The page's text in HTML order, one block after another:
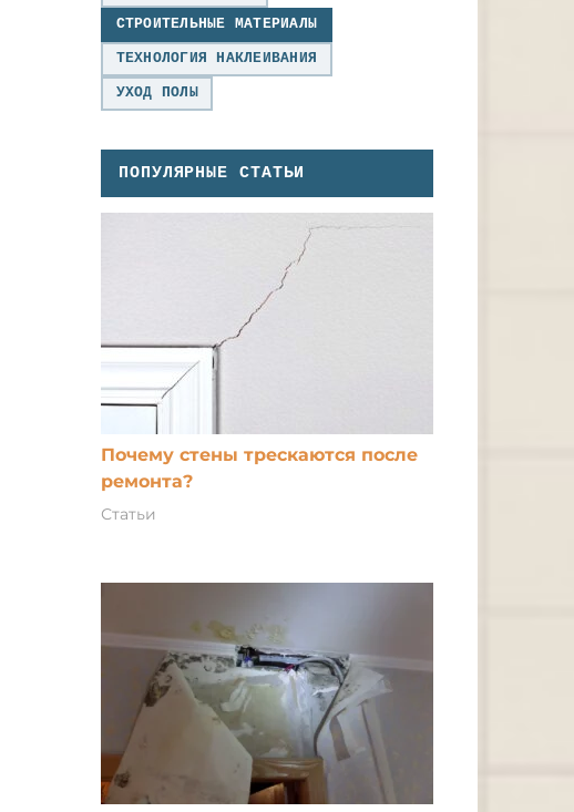
СТРОИТЕЛЬНЫЕ МАТЕРИАЛЫ
ТЕХНОЛОГИЯ НАКЛЕИВАНИЯ
УХОД ПОЛЫ
ПОПУЛЯРНЫЕ СТАТЬИ
Почему стены трескаются после
ремонта?
Статьи